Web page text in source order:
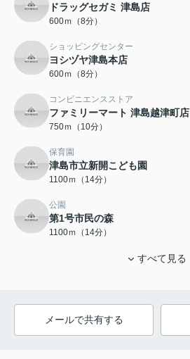
ドラッグセガミ 津島店
600ｍ（8分）
ショッピングセンター
ヨシヅヤ津島本店
600ｍ（8分）
コンビニエンスストア
ファミリーマート 津島越津町店
750ｍ（10分）
保育園
津島市立新開こども園
1100ｍ（14分）
公園
第1号市民の森
1100ｍ（14分）
すべて見る
メールで共有する